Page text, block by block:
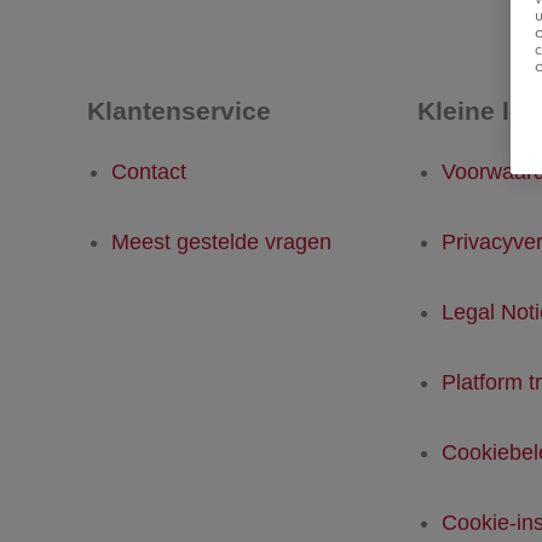
Klantenservice
Contact
Meest gestelde vragen
Kleine
Legal
Platform
Cookie-